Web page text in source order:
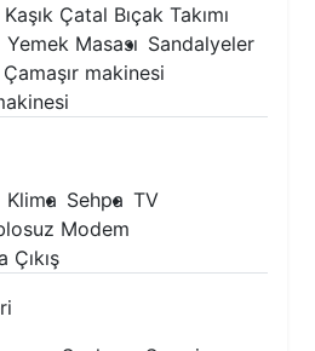
Kaşık Çatal Bıçak Takımı
Yemek Masası Sandalyeler
Çamaşır makinesi
Klima Sehpa TV
Modem
Çıkış